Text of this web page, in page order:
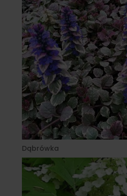
Dąbrówka